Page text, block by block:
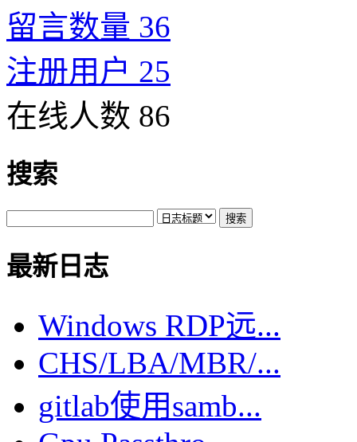
留言数量 36
注册用户 25
在线人数 86
搜索
最新日志
Windows RDP远...
CHS/LBA/MBR/...
gitlab使用samb...